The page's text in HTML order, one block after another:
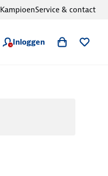
Inloggen
KampioenService & contact